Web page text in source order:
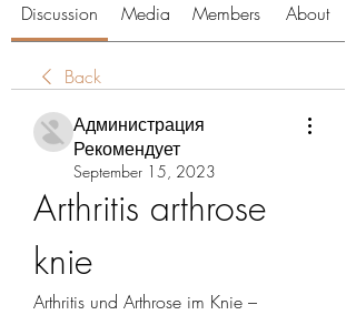
Discussion Media Members About
Back
Администрация
Рекомендует
September 15, 2023
Arthritis arthrose
knie
Arthritis und Arthrose im Knie –